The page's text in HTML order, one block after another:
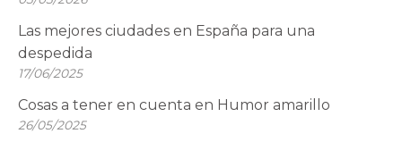
Las mejores ciudades en España para una
despedida
17/06/2025
Cosas a tener en cuenta en Humor amarillo
26/05/2025